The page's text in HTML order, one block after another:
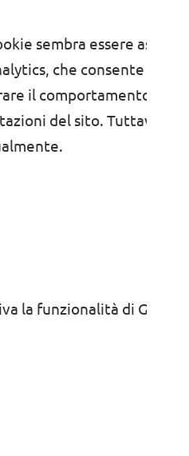
sembra essere
che consente ai
il comportamento dei
del sito. Tuttavia,
la funzionalità di